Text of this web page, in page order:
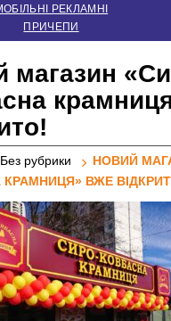
РЕКЛАМНІ
ПРИЧЕПИ
магазин
Без рубрики
НОВИЙ
ВЖЕ